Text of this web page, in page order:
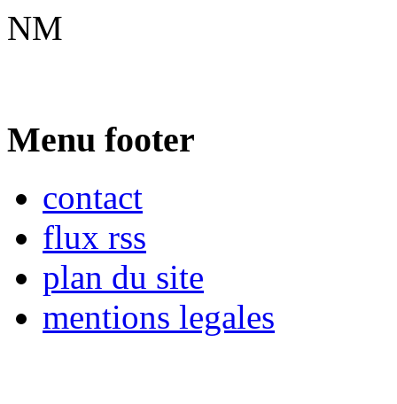
NM
Menu footer
contact
flux rss
plan du site
mentions legales